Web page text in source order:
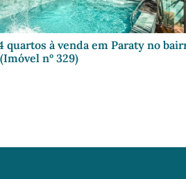
quartos à venda em Paraty no
nº 329)